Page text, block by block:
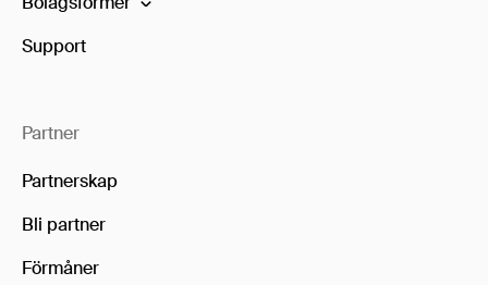
Support
Partner
Partnerskap
Bli partner
Förmåner